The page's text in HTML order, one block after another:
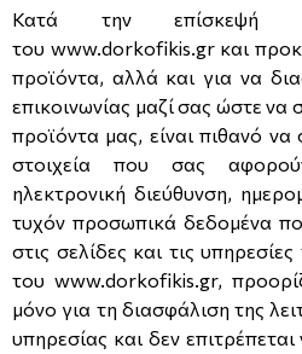
Κατά την επίσκεψή
του www.dorkofikis.grκαι
προϊόντα, αλλά και για να
επικοινωνίας μαζί σας ώστε να
προϊόντα μας, είναι πιθανό
στοιχεία που σας
ηλεκτρονική διεύθυνση,
τυχόν προσωπικά δεδομένα
στις σελίδες και τις
του www.dorkofikis.gr,
μόνο για τη διασφάλιση της
υπηρεσίας και δεν